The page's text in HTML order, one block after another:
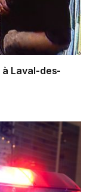
à Laval-des-